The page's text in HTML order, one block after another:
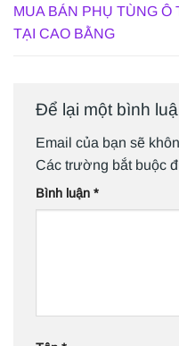
MUA BÁN PHỤ TÙNG Ô
TẠI CAO BẰNG
Để lại một bình
Email của bạn sẽ
Các trường bắt buộc
Bình luận *